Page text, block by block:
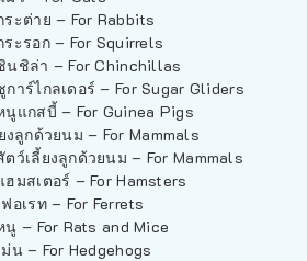
ะต่าย – For Rabbits
ะรอก – For Squirrels
นชิล่า – For Chinchillas
าร์ไกลเดอร์ – For Sugar Gliders
นูแกสบี้ – For Guinea Pigs
งลูกด้วยนม – For Mammals
ว์เลี้ยงลูกด้วยนม – For Mammals
มสเตอร์ – For Hamsters
อเรท – For Ferrets
– For Rats and Mice
น – For Hedgehogs